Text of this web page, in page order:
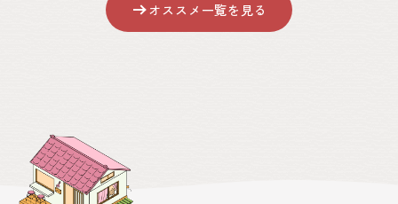
絞込み検索
オススメ一覧を見る